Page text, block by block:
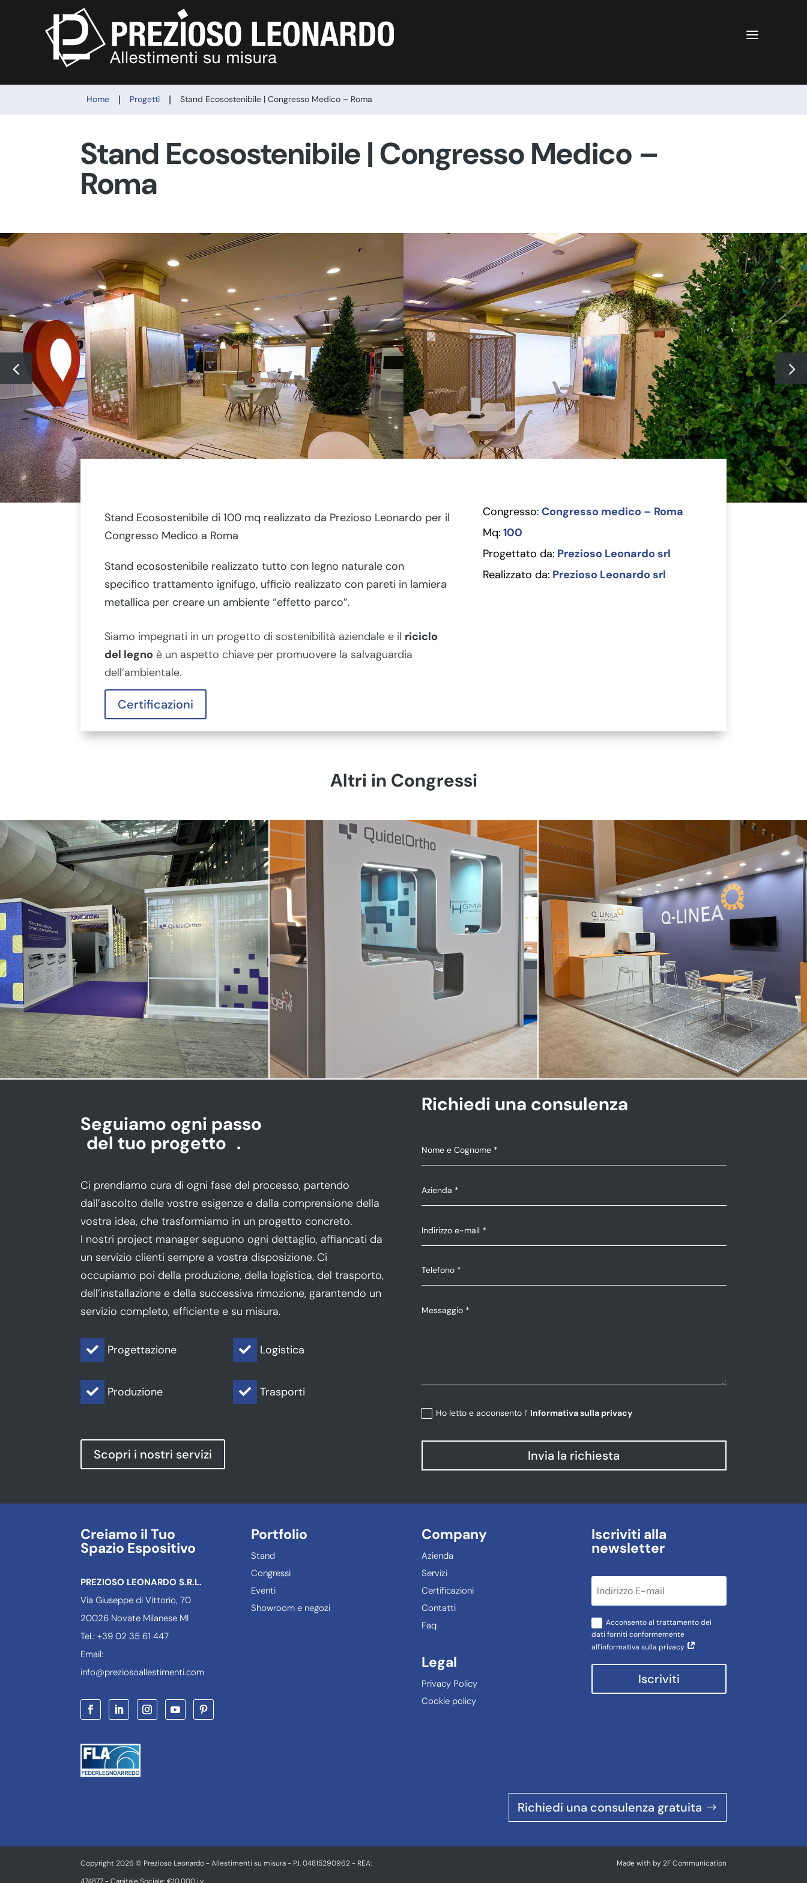
a
Home | Progetti | Stand Ecosostenibile | Congresso Medico – Roma
Stand Ecosostenibile | Congresso Medico –
Roma
Stand Ecosostenibile di 100 mq realizzato da Prezioso Leonardo per il
Congresso Medico a Roma
Stand ecosostenibile realizzato tutto con legno naturale con
specifico trattamento ignifugo, ufficio realizzato con pareti in lamiera
metallica per creare un ambiente “effetto parco”.
Siamo impegnati in un progetto di sostenibilità aziendale e il riciclo
del legno è un aspetto chiave per promuovere la salvaguardia
dell’ambientale.
Certificazioni
Congresso: Congresso medico – Roma
Mq: 100
Progettato da: Prezioso Leonardo srl
Realizzato da: Prezioso Leonardo srl
Altri in Congressi
QUIDEL ORTHO | Eurolab – Roma QUIDEL ORTHO | Simti – Vicenza Q-LINEA | Amcli – Rimini
Seguiamo ogni passo
del tuo progetto .
Ci prendiamo cura di ogni fase del processo, partendo
dall’ascolto delle vostre esigenze e dalla comprensione della
vostra idea, che trasformiamo in un progetto concreto.
I nostri project manager seguono ogni dettaglio, affiancati da
un servizio clienti sempre a vostra disposizione. Ci
occupiamo poi della produzione, della logistica, del trasporto,
dell’installazione e della successiva rimozione, garantendo un
servizio completo, efficiente e su misura.
 Progettazione
 Produzione
 Logistica
 Trasporti
Scopri i nostri servizi
Richiedi una consulenza
Ho letto e acconsento l’ Informativa sulla privacy
Invia la richiesta
Creiamo il Tuo
Spazio Espositivo
PREZIOSO LEONARDO S.R.L.
Via Giuseppe di Vittorio, 70
20026 Novate Milanese MI
Tel.: +39 02 35 61 447
Email:
info@preziosoallestimenti.com
Portfolio
Stand
Congressi
Eventi
Showroom e negozi
Company
Azienda
Servizi
Certificazioni
Contatti
Faq
Legal
Privacy Policy
Cookie policy
Iscriviti alla
newsletter
Acconsento al trattamento dei
dati forniti conformemente
all'informativa sulla privacy
Iscriviti
Richiedi una consulenza gratuita
Copyright 2026 © Prezioso Leonardo - Allestimenti su misura - P.I. 04815290962 - REA:
Made with by 2F Communication